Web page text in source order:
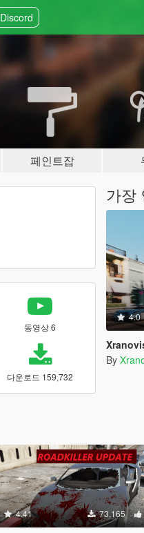
페인트잡
동영상 6
다운로드 159,732
가장
4.0
By
4.41 73,165